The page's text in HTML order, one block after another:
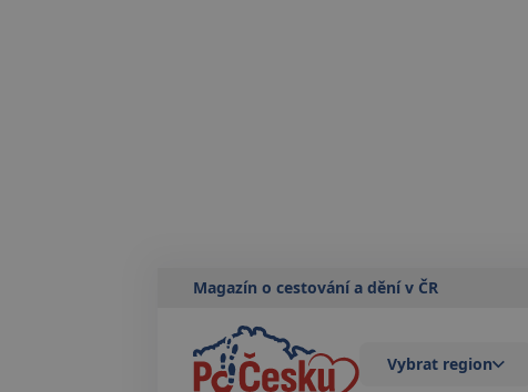
Magazín o cestování a dění v ČR
Vybrat region